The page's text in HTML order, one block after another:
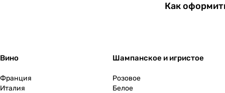
0
Уругвай 0
Как
Вино
Франция
Италия
Шампанское и игристое
Розовое
Белое